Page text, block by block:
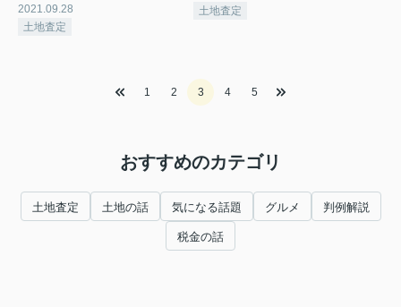
2021.09.28
土地査定
土地査定
1 2 3 4 5
おすすめのカテゴリ
土地査定 土地の話 気になる話題 グルメ 判例解説
税金の話